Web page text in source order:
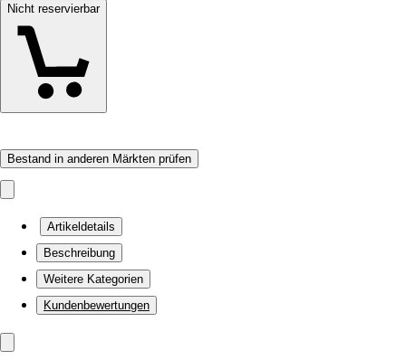
Nicht reservierbar
Bestand in anderen Märkten prüfen
Artikeldetails
Beschreibung
Weitere Kategorien
Kundenbewertungen